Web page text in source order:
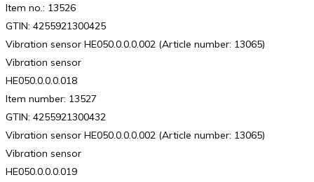
Item no.: 13526
GTIN: 4255921300425
Vibration sensor HE050.0.0.0.002 (Article number: 13065)
Vibration sensor
HE050.0.0.0.018
Item number: 13527
GTIN: 4255921300432
Vibration sensor HE050.0.0.0.002 (Article number: 13065)
Vibration sensor
HE050.0.0.0.019